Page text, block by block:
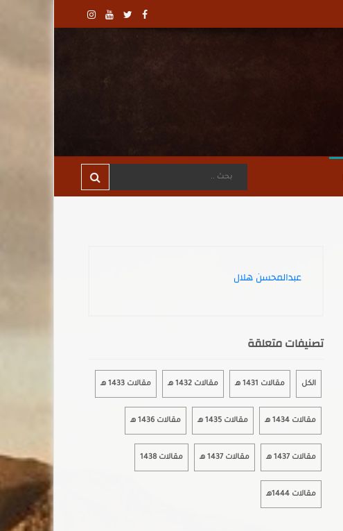
عبدالمحسن هلال
تصنيفات متعلقة
الكل مقالات 1431 هـ مقالات 1432 هـ مقالات 1433 هـ
مقالات 1434 هـ مقالات 1435 هـ مقالات 1436 هـ
مقالات 1437 هـ مقالات 1437 هـ مقالات 1438
مقالات 1444هـ